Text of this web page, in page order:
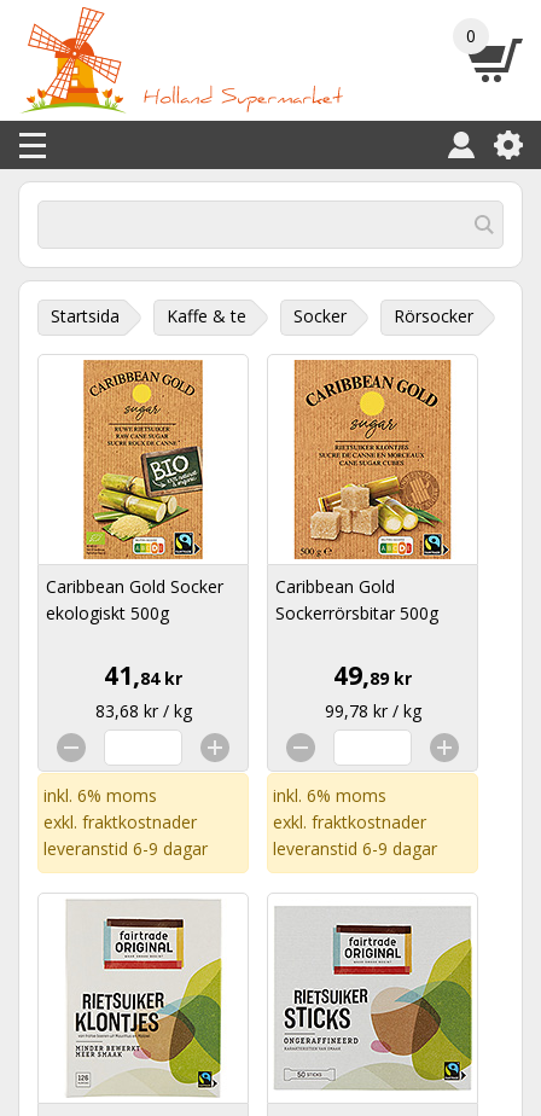
0
Startsida Kaffe & te Socker Rörsocker
Caribbean Gold Socker
ekologiskt 500g
41,84 kr
83,68 kr / kg
inkl. 6% moms
exkl. fraktkostnader
leveranstid 6-9 dagar
Caribbean Gold
Sockerrörsbitar 500g
49,89 kr
99,78 kr / kg
inkl. 6% moms
exkl. fraktkostnader
leveranstid 6-9 dagar